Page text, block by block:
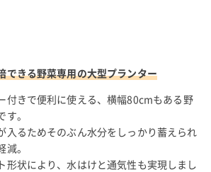
できる野菜専用の大型プランター
付きで便利に使える、横幅80cmもある野
。
入るためそのぶん水分をしっかり蓄えられ
。
形状により、水はけと通気性も実現しまし